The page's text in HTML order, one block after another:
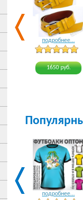
подробнее...
1650 руб.
подробнее...